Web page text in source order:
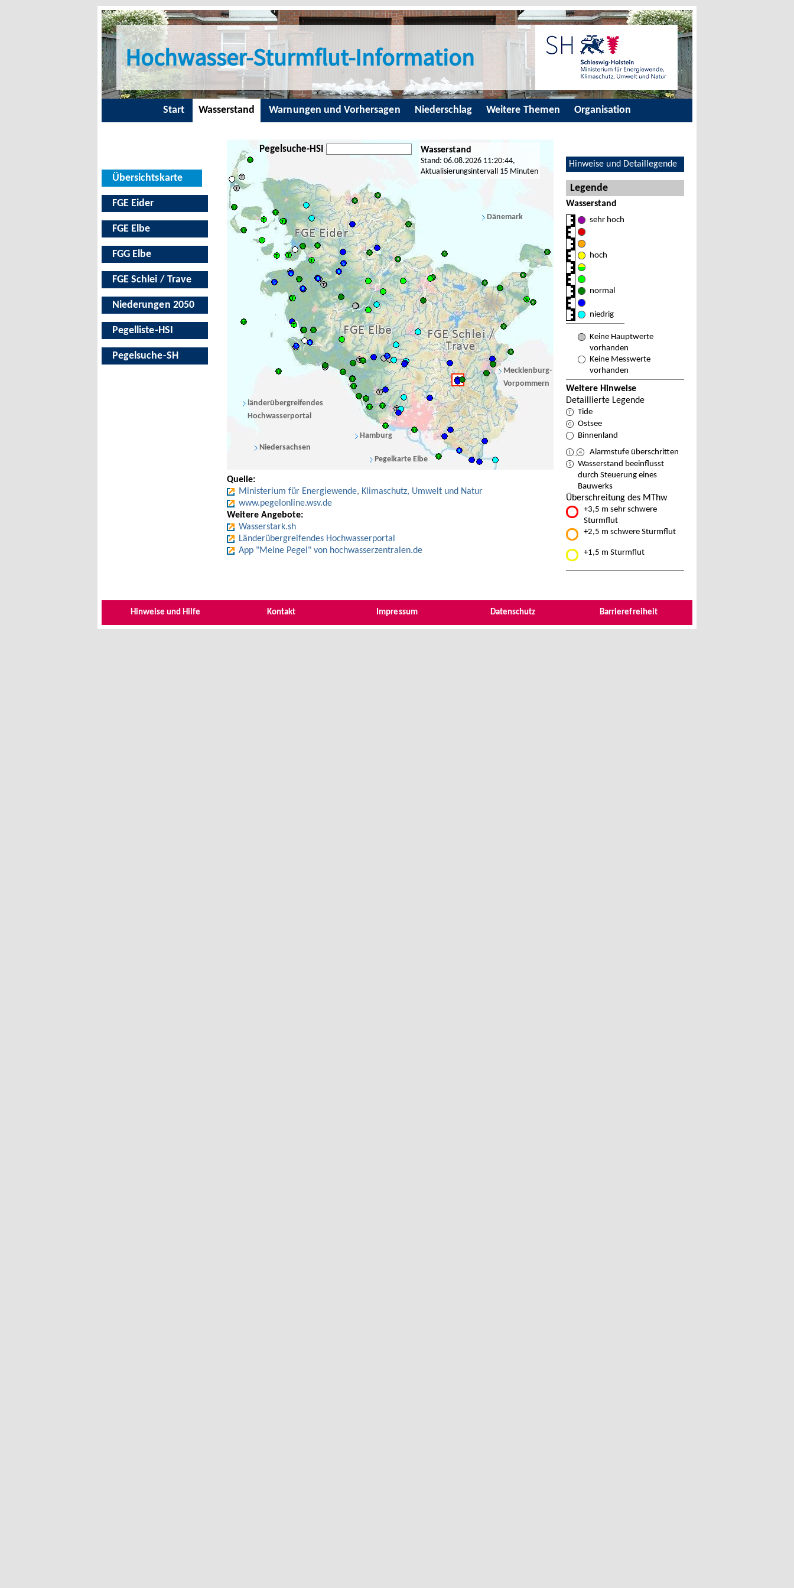
Hochwasser-Sturmflut-Information
Start Wasserstand Warnungen und Vorhersagen Niederschlag Weitere Themen Organisation
Übersichtskarte
FGE Eider
FGE Elbe
FGG Elbe
FGE Schlei / Trave
Niederungen 2050
Pegelliste‑HSI
Pegelsuche-SH
Pegelsuche-HSI Wasserstand
Stand: 06.08.2026 11:20:44,
Aktualisierungsintervall 15 Minuten
Pegelkarte Elbe
Niedersachsen
Hamburg
Mecklenburg-
Vorpommern
länderübergreifendes
Hochwasserportal
Dänemark
Quelle:
Ministerium für Energiewende, Klimaschutz, Umwelt und Natur
www.pegelonline.wsv.de
Weitere Angebote:
Wasserstark.sh
Länderübergreifendes Hochwasserportal
App "Meine Pegel" von hochwasserzentralen.de
Hinweise und Detaillegende
Legende
Wasserstand
sehr hoch
hoch
normal
niedrig
Keine Hauptwerte
vorhanden
Keine Messwerte
vorhanden
Weitere Hinweise
Detaillierte Legende
Tide
Ostsee
Binnenland
Alarmstufe überschritten
Wasserstand beeinflusst
durch Steuerung eines
Bauwerks
Überschreitung des MThw
+3,5 m sehr schwere
Sturmflut
+2,5 m schwere Sturmflut
+1,5 m Sturmflut
Hinweise und Hilfe Kontakt Impressum Datenschutz Barrierefreiheit